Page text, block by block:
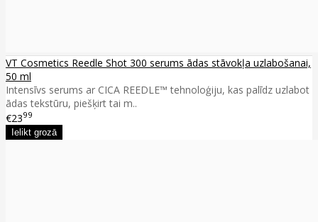
VT Cosmetics Reedle Shot 300 serums ādas stāvokļa uzlabošanai,
50 ml
Intensīvs serums ar CICA REEDLE™ tehnoloģiju, kas palīdz uzlabot
ādas tekstūru, piešķirt tai m..
€2399